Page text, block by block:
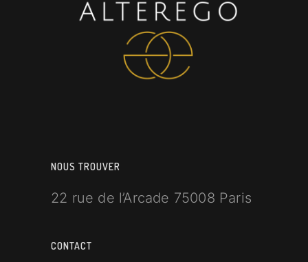
NOUS TROUVER
22 rue de l’Arcade 75008 Paris
CONTACT